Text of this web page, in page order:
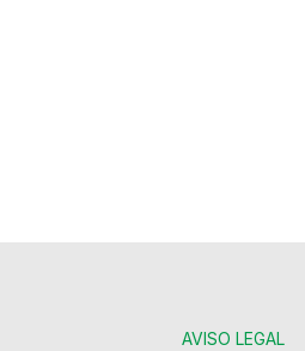
AVISO LEGAL